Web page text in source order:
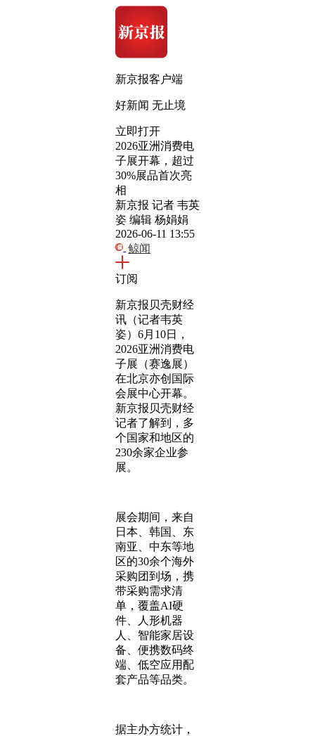
新京报客户端
好新闻 无止境
立即打开
2026亚洲消费电
子展开幕，超过
30%展品首次亮
相
新京报 记者 韦英
姿 编辑 杨娟娟
2026-06-11 13:55
鲸闻
订阅
新京报贝壳财经
讯（记者韦英
姿）6月10日，
2026亚洲消费电
子展（赛逸展）
在北京亦创国际
会展中心开幕。
新京报贝壳财经
记者了解到，多
个国家和地区的
230余家企业参
展。
展会期间，来自
日本、韩国、东
南亚、中东等地
区的30余个海外
采购团到场，携
带采购需求清
单，覆盖AI硬
件、人形机器
人、智能家居设
备、便携数码终
端、低空应用配
套产品等品类。
据主办方统计，